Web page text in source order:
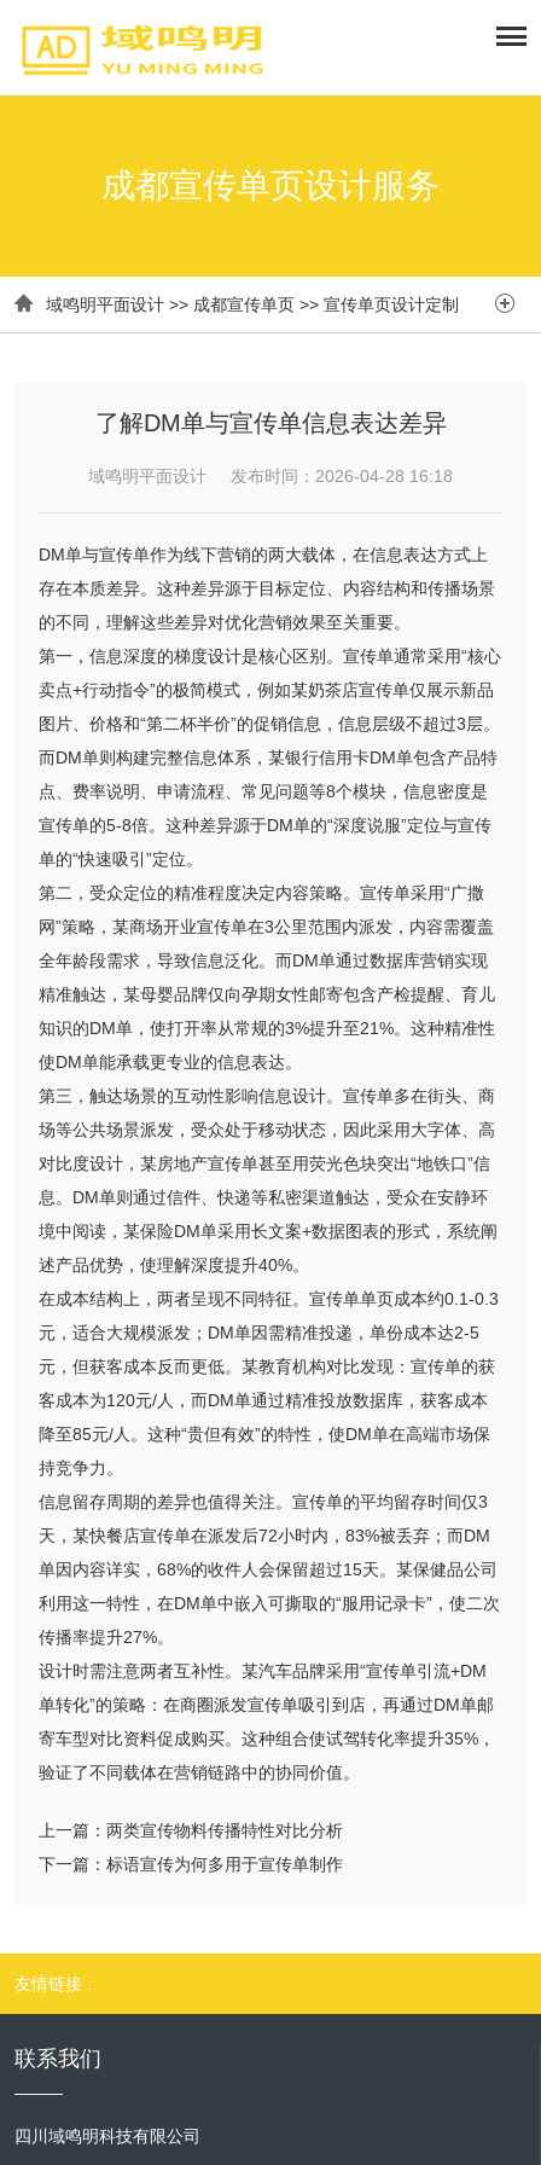
成都宣传单页设计服务
 域鸣明平面设计 >> 成都宣传单页 >> 宣传单页设计定制 
了解DM单与宣传单信息表达差异
域鸣明平面设计 发布时间：2026-04-28 16:18
DM单与宣传单作为线下营销的两大载体，在信息表达方式上
存在本质差异。这种差异源于目标定位、内容结构和传播场景
的不同，理解这些差异对优化营销效果至关重要。
第一，信息深度的梯度设计是核心区别。宣传单通常采用“核心
卖点+行动指令”的极简模式，例如某奶茶店宣传单仅展示新品
图片、价格和“第二杯半价”的促销信息，信息层级不超过3层。
而DM单则构建完整信息体系，某银行信用卡DM单包含产品特
点、费率说明、申请流程、常见问题等8个模块，信息密度是
宣传单的5-8倍。这种差异源于DM单的“深度说服”定位与宣传
单的“快速吸引”定位。
第二，受众定位的精准程度决定内容策略。宣传单采用“广撒
网”策略，某商场开业宣传单在3公里范围内派发，内容需覆盖
全年龄段需求，导致信息泛化。而DM单通过数据库营销实现
精准触达，某母婴品牌仅向孕期女性邮寄包含产检提醒、育儿
知识的DM单，使打开率从常规的3%提升至21%。这种精准性
使DM单能承载更专业的信息表达。
第三，触达场景的互动性影响信息设计。宣传单多在街头、商
场等公共场景派发，受众处于移动状态，因此采用大字体、高
对比度设计，某房地产宣传单甚至用荧光色块突出“地铁口”信
息。DM单则通过信件、快递等私密渠道触达，受众在安静环
境中阅读，某保险DM单采用长文案+数据图表的形式，系统阐
述产品优势，使理解深度提升40%。
在成本结构上，两者呈现不同特征。宣传单单页成本约0.1-0.3
元，适合大规模派发；DM单因需精准投递，单份成本达2-5
元，但获客成本反而更低。某教育机构对比发现：宣传单的获
客成本为120元/人，而DM单通过精准投放数据库，获客成本
降至85元/人。这种“贵但有效”的特性，使DM单在高端市场保
持竞争力。
信息留存周期的差异也值得关注。宣传单的平均留存时间仅3
天，某快餐店宣传单在派发后72小时内，83%被丢弃；而DM
单因内容详实，68%的收件人会保留超过15天。某保健品公司
利用这一特性，在DM单中嵌入可撕取的“服用记录卡”，使二次
传播率提升27%。
设计时需注意两者互补性。某汽车品牌采用“宣传单引流+DM
单转化”的策略：在商圈派发宣传单吸引到店，再通过DM单邮
寄车型对比资料促成购买。这种组合使试驾转化率提升35%，
验证了不同载体在营销链路中的协同价值。
上一篇： 两类宣传物料传播特性对比分析
下一篇： 标语宣传为何多用于宣传单制作
友情链接 :
联系我们
四川域鸣明科技有限公司